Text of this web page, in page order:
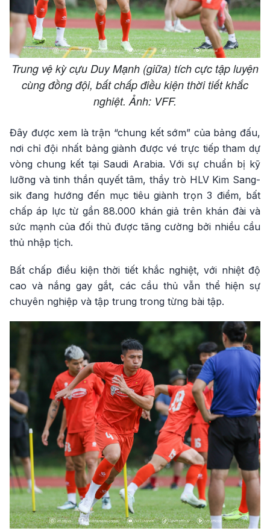
Trung vệ kỳ cựu Duy Mạnh (giữa) tích cực tập luyện
cùng đồng đội, bất chấp điều kiện thời tiết khắc
nghiệt. Ảnh: VFF.
Đây được xem là trận “chung kết sớm” của bảng đấu,
nơi chỉ đội nhất bảng giành được vé trực tiếp tham dự
vòng chung kết tại Saudi Arabia. Với sự chuẩn bị kỹ
lưỡng và tinh thần quyết tâm, thầy trò HLV Kim Sang-
sik đang hướng đến mục tiêu giành trọn 3 điểm, bất
chấp áp lực từ gần 88.000 khán giả trên khán đài và
sức mạnh của đối thủ được tăng cường bởi nhiều cầu
thủ nhập tịch.
Bất chấp điều kiện thời tiết khắc nghiệt, với nhiệt độ
cao và nắng gay gắt, các cầu thủ vẫn thể hiện sự
chuyên nghiệp và tập trung trong từng bài tập.